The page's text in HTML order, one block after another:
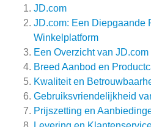
JD.com
JD.com: Een Diepgaande
Winkelplatform
Een Overzicht van JD.com
Breed Aanbod en
Kwaliteit en
Gebruiksvriendelijkheid
Prijszetting en